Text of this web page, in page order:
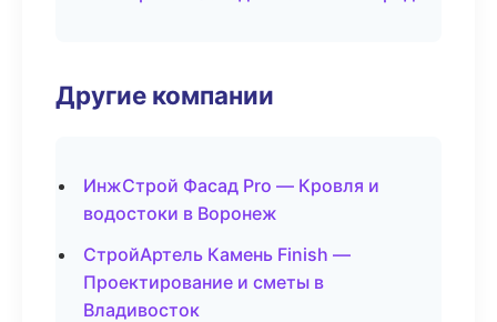
Другие компании
ИнжСтрой Фасад Pro — Кровля и
водостоки в Воронеж
СтройАртель Камень Finish —
Проектирование и сметы в
Владивосток